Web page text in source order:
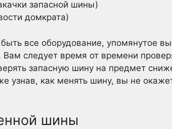
запасной шины)
домкрата)
все оборудование, упомянутое
Вам следует время от времени
запасную шину на предмет
узнав, как менять шину, вы не
шины